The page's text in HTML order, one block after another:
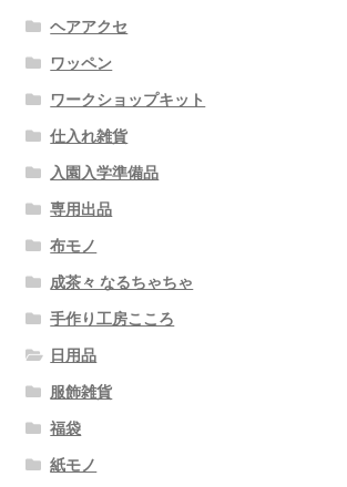
ヘアアクセ
ワッペン
ワークショップキット
仕入れ雑貨
入園入学準備品
専用出品
布モノ
成茶々 なるちゃちゃ
手作り工房こころ
日用品
服飾雑貨
福袋
紙モノ